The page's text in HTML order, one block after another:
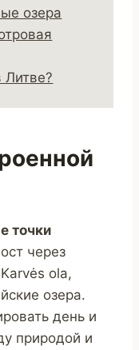
озера
Литве?
точки
через
ola,
озера.
день и
природой и